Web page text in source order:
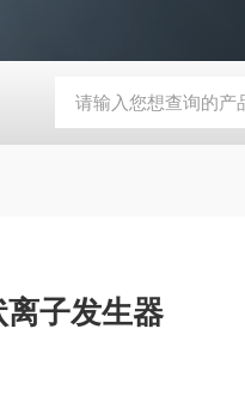
KETT外观分析仪器 粒度镜
离子发生器